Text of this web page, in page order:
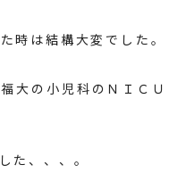
時は結構大変でした。
大の小児科のＮＩＣＵ
た、、、。